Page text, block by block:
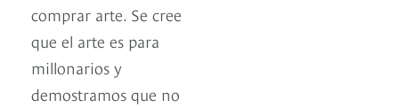
comprar arte. Se cree
que el arte es para
millonarios y
demostramos que no